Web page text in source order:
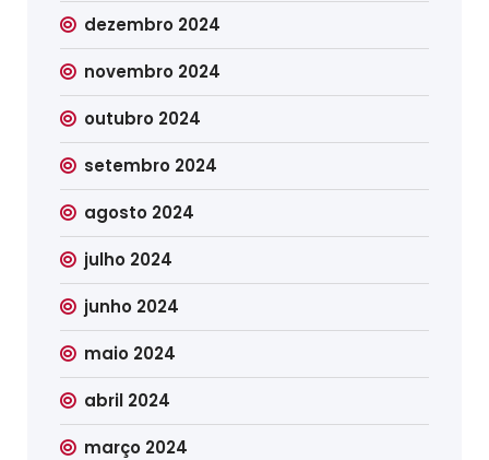
dezembro 2024
novembro 2024
outubro 2024
setembro 2024
agosto 2024
julho 2024
junho 2024
maio 2024
abril 2024
março 2024